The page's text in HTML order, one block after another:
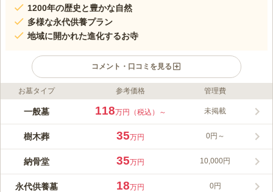
1200年の歴史と豊かな自然
多様な永代供養プラン
地域に開かれた進化するお寺
コメント・口コミを見る
ライフドット編集部のコメント
牛久駅から徒歩約6分の「田宮山薬師寺」は、1200年以上の歴史
杉並木や桜並木など、四季折々の自然に恵まれた癒しの空間で
す。 当寺が管理する「やくし霊園」では、少子高齢化や核家族
しています。宗旨・宗派を問わず、安価で安心して任せられる供
養を提供。一般区画からペット共葬墓所、さらに著名アーティス
トによる芸術的な庭苑樹木葬「桜瑠璃苑」など、幅広い選択肢か
この霊園はまだ誰からも評価されていません。
お墓タイプ 参考価格 管理費
一般墓 118万円（税込）～ 未掲載
樹木葬 35万円 0円～
納骨堂 35万円 10,000円
永代供養墓 18万円 0円